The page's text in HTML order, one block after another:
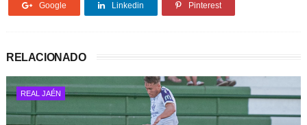
Google Linkedin Pinterest
RELACIONADO
REAL JAÉN